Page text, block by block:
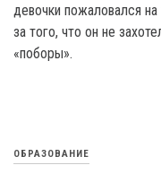
девочки пожаловался
за того, что он не
«поборы».
ОБРАЗОВАНИЕ